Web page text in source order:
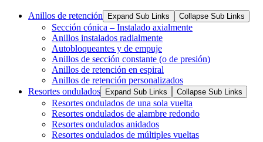
Anillos de retención Expand Sub Links Collapse Sub Links
Sección cónica – Instalado axialmente
Anillos instalados radialmente
Autobloqueantes y de empuje
Anillos de sección constante (o de presión)
Anillos de retención en espiral
Anillos de retención personalizados
Resortes ondulados
Expand Sub Links Collapse Sub Links
Resortes ondulados de una sola vuelta
Resortes ondulados de alambre redondo
Resortes ondulados anidados
Resortes ondulados de múltiples vueltas